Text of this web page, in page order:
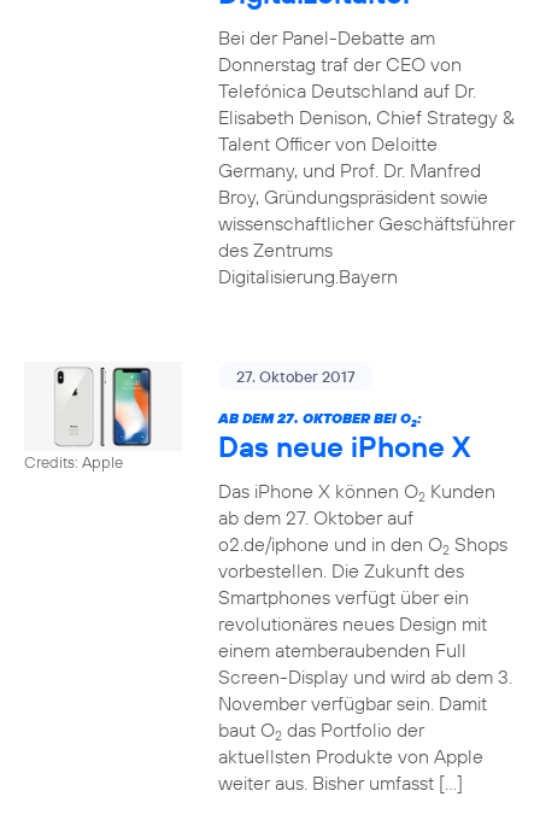
Bei der Panel-Debatte am
Donnerstag traf der CEO von
Telefónica Deutschland auf Dr.
Elisabeth Denison, Chief Strategy &
Talent Officer von Deloitte
Germany, und Prof. Dr. Manfred
Broy, Gründungspräsident sowie
wissenschaftlicher Geschäftsführer
des Zentrums
Digitalisierung.Bayern
Credits: Apple
27. Oktober 2017
AB DEM 27. OKTOBER BEI O2:
Das neue iPhone X
Das iPhone X können O2Kunden
ab dem 27. Oktober auf
o2.de/iphone und in den O2Shops
vorbestellen. Die Zukunft des
Smartphones verfügt über ein
revolutionäres neues Design mit
einem atemberaubenden Full
Screen-Display und wird ab dem 3.
November verfügbar sein. Damit
baut O2das Portfolio der
aktuellsten Produkte von Apple
weiter aus. Bisher umfasst […]